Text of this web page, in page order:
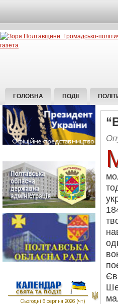
ГОЛОВНА ПОДІЇ